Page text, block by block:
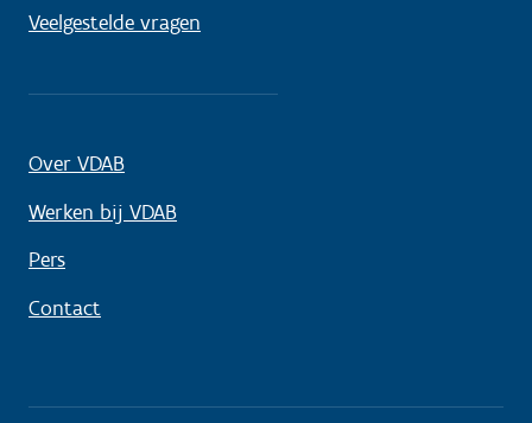
Veelgestelde vragen
Over VDAB
Werken bij VDAB
Pers
Contact